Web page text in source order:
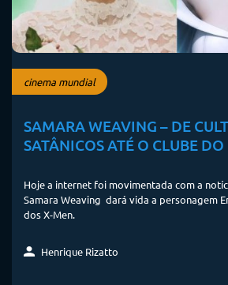
cinema mundial
SAMARA WEAVING – DE
SATÂNICOS ATÉ O CLUBE
Hoje a internet foi movimentada com a
Samara Weaving dará vida a personagem
dos X-Men.
Henrique Rizatto